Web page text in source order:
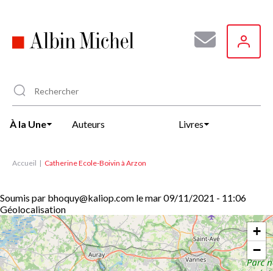
principal
À la Une Auteurs Livres
Accueil Catherine Ecole-Boivin à Arzon
Soumis par bhoquy@kaliop.com lemar 09/11/2021 - 11:06
Géolocalisation
+
−